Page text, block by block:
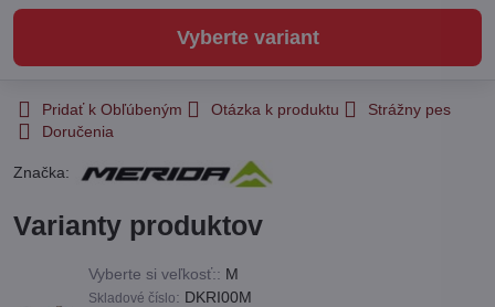
Vyberte variant
Pridať k Obľúbeným Otázka k produktu
Strážny pes
Doručenia
Značka:
Varianty produktov
Vyberte si veľkosť:: M
Skladové číslo: DKRI00M